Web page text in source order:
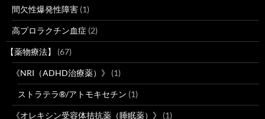
間欠性爆発性障害 (1)
高プロラクチン血症 (2)
【薬物療法】 (67)
《NRI（ADHD治療薬）》 (1)
ストラテラ®/アトモキセチン (1)
《オレキシン受容体拮抗薬（睡眠薬）》 (1)